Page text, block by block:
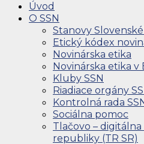
Úvod
O SSN
Stanovy
Etický kódex
Novinárska etika
Novinárska etika v
Kluby SSN
Riadiace orgány
Kontrolná rada
Sociálna pomoc
Tlačovo –
republiky (TR SR)